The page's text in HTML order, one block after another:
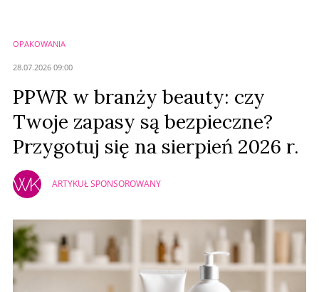
OPAKOWANIA
28.07.2026 09:00
PPWR w branży beauty: czy
Twoje zapasy są bezpieczne?
Przygotuj się na sierpień 2026 r.
ARTYKUŁ SPONSOROWANY